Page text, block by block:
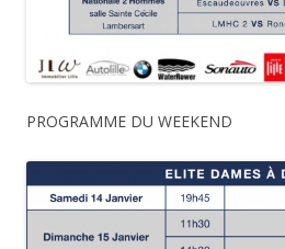
PROGRAMME DU WEEKEND